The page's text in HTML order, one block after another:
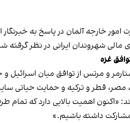
امور خارجه آلمان در پاسخ به خبرنگار
مالی شهروندان ایرانی در نظر
غزه
و مرتس از توافق میان اسرائیل
مصر، قطر و ترکیه و حمایت حیاتی
«اکنون اهمیت بالایی دارد که
داشته باشیم.»